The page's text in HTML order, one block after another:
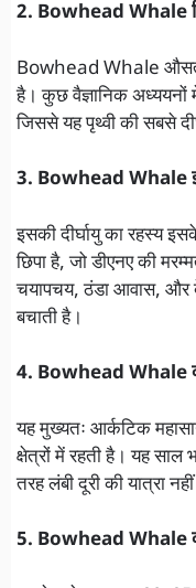
2. Bowhead Whale
Bowhead Whale
है। कुछ वैज्ञानिक अध्ययनों
जिससे यह पृथ्वी की सबसे
3. Bowhead Whale
इसकी दीर्घायु का रहस्य
छिपा है, जो डीएनए की
चयापचय, ठंडा आवास, और
बचाती है।
4. Bowhead Whale
यह मुख्यतः आर्कटिक
क्षेत्रों में रहती है। यह साल
तरह लंबी दूरी की यात्रा
5. Bowhead Whale